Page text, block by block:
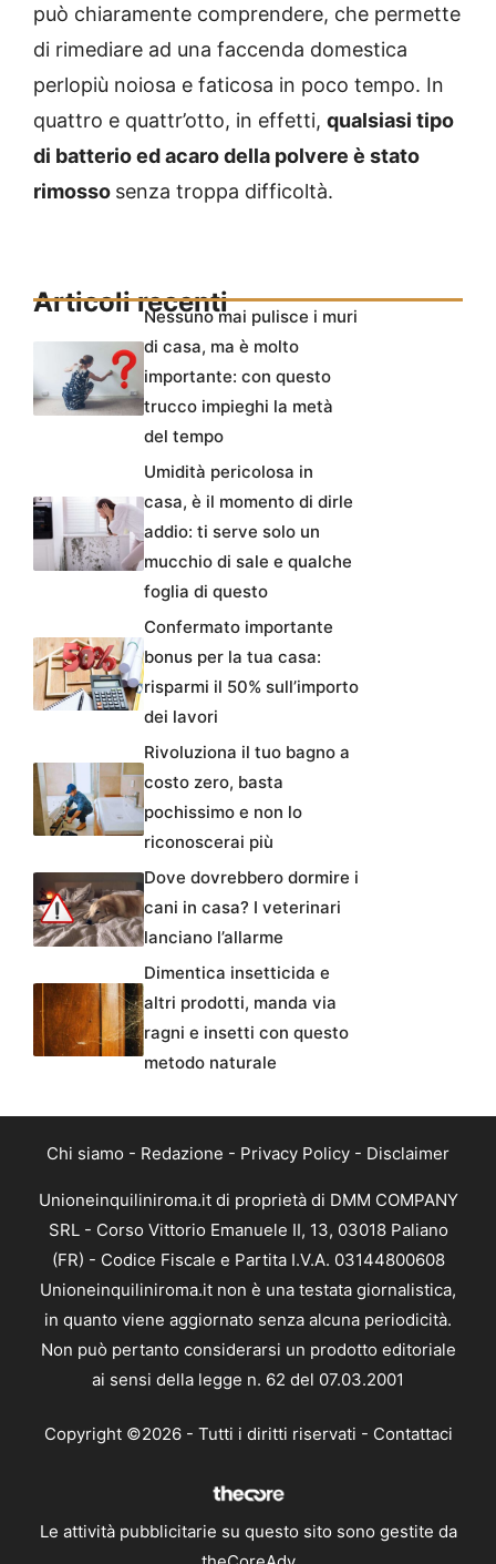
può chiaramente comprendere, che permette
di rimediare ad una faccenda domestica
perlopiù noiosa e faticosa in poco tempo. In
quattro e quattr’otto, in effetti, qualsiasi tipo
di batterio ed acaro della polvere è stato
rimosso senza troppa difficoltà.
Articoli recentiNessuno mai pulisce i muri
di casa, ma è molto
importante: con questo
trucco impieghi la metà
del tempo
Umidità pericolosa in
casa, è il momento di dirle
addio: ti serve solo un
mucchio di sale e qualche
foglia di questo
Confermato importante
bonus per la tua casa:
risparmi il 50% sull’importo
dei lavori
Rivoluziona il tuo bagno a
costo zero, basta
pochissimo e non lo
riconoscerai più
Dove dovrebbero dormire i
cani in casa? I veterinari
lanciano l’allarme
Dimentica insetticida e
altri prodotti, manda via
ragni e insetti con questo
metodo naturale
Chi siamo - Redazione - Privacy Policy - Disclaimer
Unioneinquiliniroma.it di proprietà di DMM COMPANY
SRL - Corso Vittorio Emanuele II, 13, 03018 Paliano
(FR) - Codice Fiscale e Partita I.V.A. 03144800608
Unioneinquiliniroma.it non è una testata giornalistica,
in quanto viene aggiornato senza alcuna periodicità.
Non può pertanto considerarsi un prodotto editoriale
ai sensi della legge n. 62 del 07.03.2001
Copyright ©2026 - Tutti i diritti riservati - Contattaci
Le attività pubblicitarie su questo sito sono gestite da